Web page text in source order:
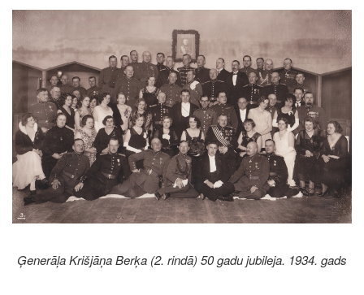
Image
Ģenerāļa Krišjāņa Berķa (2. rindā) 50 gadu jubileja. 1934. gads